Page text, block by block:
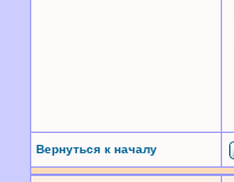
Вернуться к началу